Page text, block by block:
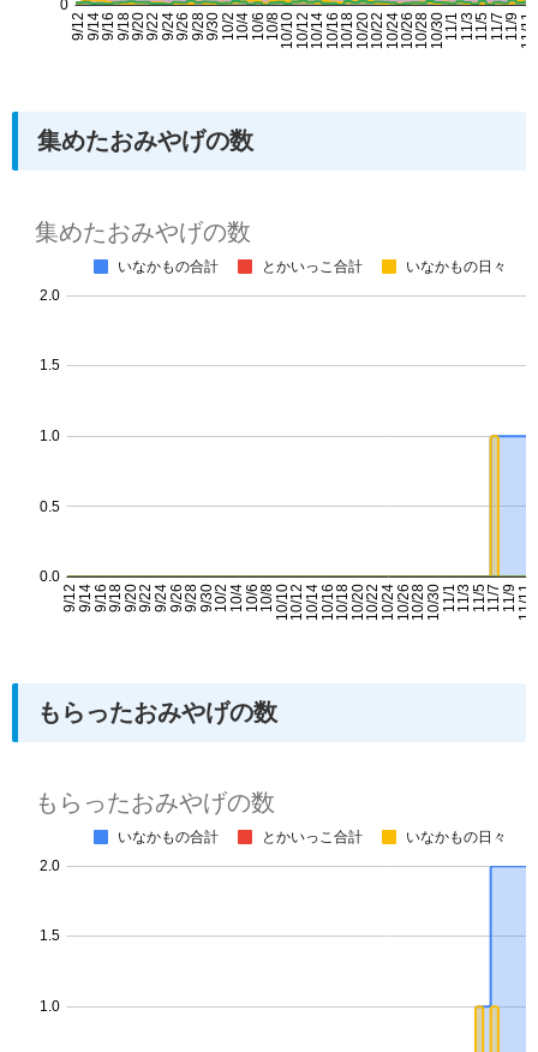
集めたおみやげの数
もらったおみやげの数